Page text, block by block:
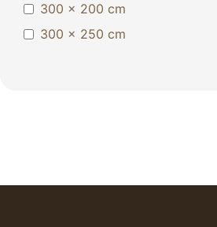
300 x 200 cm
300 x 250 cm